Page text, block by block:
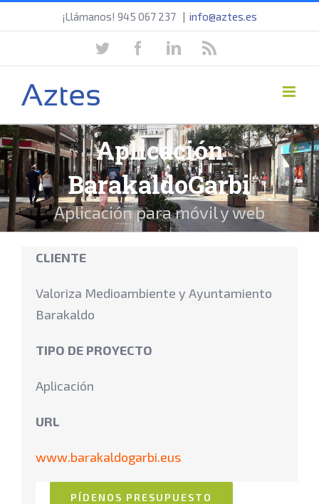
al
¡Llámanos! 945 067 237 | info@aztes.es
twitter facebooklinkedin
Aplicación
BarakaldoGarbi
Aplicación para móvil y web
CLIENTE
Valoriza Medioambiente y Ayuntamiento
Barakaldo
TIPO DE PROYECTO
Aplicación
URL
www.barakaldogarbi.eus
PÍDENOS PRESUPUESTO